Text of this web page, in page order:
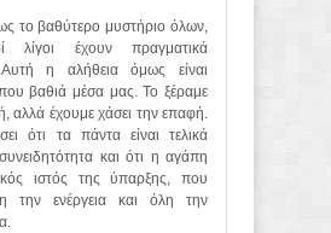
το βαθύτερο μυστήριο όλων,
λίγοι έχουν πραγματικά
Αυτή η αλήθεια όμως είναι
βαθιά μέσα μας. Το ξέραμε
αλλά έχουμε χάσει την επαφή.
ότι τα πάντα είναι τελικά
και ότι η αγάπη
ιστός της ύπαρξης, που
την ενέργεια και όλη την